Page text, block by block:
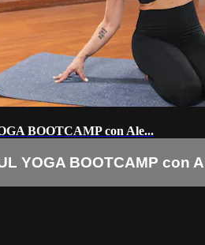
BOOTCAMP con Ale...
YOGA BOOTCAMP con